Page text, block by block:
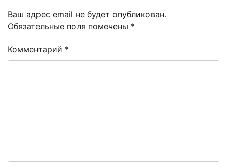
Ваш адрес email не будет опубликован.
Обязательные поля помечены *
Комментарий *